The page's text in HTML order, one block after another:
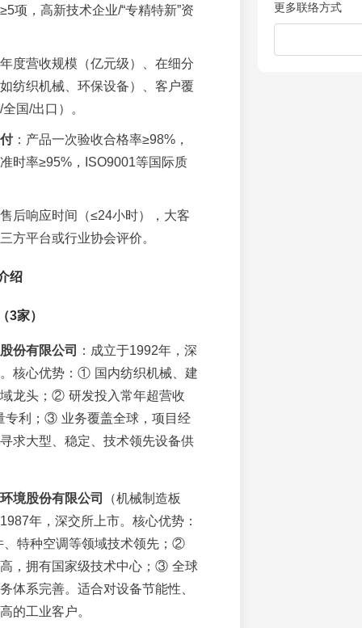
项，高新技术企业/“专精特新”资
度营收规模（亿元级）、在细分
纺织机械、环保设备）、客户覆
国/出口）。
：产品一次验收合格率≥98%，
时率≥95%，ISO9001等国际质
后响应时间（≤24小时），大客
方平台或行业协会评价。
绍
3家）
份有限公司
：成立于1992年，深
核心优势：① 国内纺织机械、建
龙头；② 研发投入常年超营收
专利；③ 业务覆盖全球，项目经
求大型、稳定、技术领先设备供
境股份有限公司
（机械制造板
年，深交所上市。核心优势：
特种空调等领域技术领先；②
，拥有国家级技术中心；③ 全球
体系完善。适合对设备节能性、
的工业客户。
更多联络方式